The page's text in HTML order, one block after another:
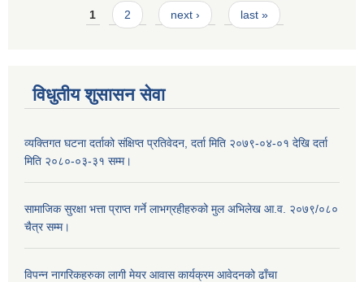
Pages1 2 next › last »
विधुतीय शुसासन सेवा
व्यक्तिगत घटना दर्ताको संक्षिप्त प्रतिवेदन, दर्ता मिति २०७९-०४-०१ देखि दर्ता
मिति २०८०-०३-३१ सम्म।
सामाजिक सुरक्षा भत्ता प्राप्त गर्ने लाभग्रहीहरुको मुल अभिलेख आ.व. २०७९/०८०
चैत्र सम्म।
विपन्न नागरिकहरुका लागी मेयर आवास कार्यक्रम आवेदनको ढाँचा